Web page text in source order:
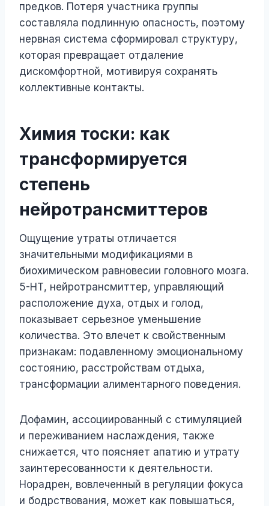
предков. Потеря участника группы
составляла подлинную опасность, поэтому
нервная система сформировал структуру,
которая превращает отдаление
дискомфортной, мотивируя сохранять
коллективные контакты.
Химия тоски: как
трансформируется
степень
нейротрансмиттеров
Ощущение утраты отличается
значительными модификациями в
биохимическом равновесии головного мозга.
5-НТ, нейротрансмиттер, управляющий
расположение духа, отдых и голод,
показывает серьезное уменьшение
количества. Это влечет к свойственным
признакам: подавленному эмоциональному
состоянию, расстройствам отдыха,
трансформации алиментарного поведения.
Дофамин, ассоциированный с стимуляцией
и переживанием наслаждения, также
снижается, что поясняет апатию и утрату
заинтересованности к деятельности.
Норадрен, вовлеченный в регуляции фокуса
и бодрствования, может как повышаться,